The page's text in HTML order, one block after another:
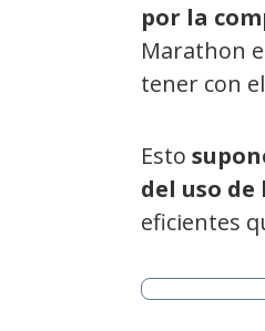
por la
Marathon
tener con
Esto
del uso
eficientes